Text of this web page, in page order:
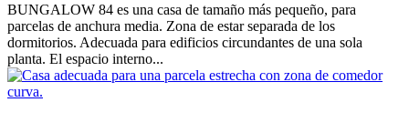
BUNGALOW 84 es una casa de tamaño más pequeño, para
parcelas de anchura media. Zona de estar separada de los
dormitorios. Adecuada para edificios circundantes de una sola
planta. El espacio interno...